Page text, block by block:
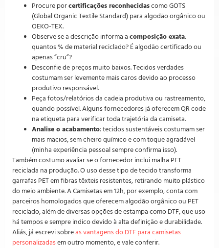
Procure porcertificações reconhecidascomo GOTS
(Global Organic Textile Standard) para algodão orgânico ou
OEKO-TEX.
Observe se a descrição informa a composição exata:
quantos % de material reciclado? É algodão certificado ou
apenas “cru”?
Desconfie de preços muito baixos. Tecidos verdades
costumam ser levemente mais caros devido ao processo
produtivo responsável.
Peça fotos/relatórios da cadeia produtiva ou rastreamento,
quando possível. Alguns fornecedores já oferecem QR code
na etiqueta para verificar toda trajetória da camiseta.
Analise o acabamento: tecidos sustentáveis costumam ser
mais macios, sem cheiro químico e com toque agradável
(minha experiência pessoal sempre confirma isso).
Também costumo avaliar se o fornecedor inclui malha PET
reciclada na produção. O uso desse tipo de tecido transforma
garrafas PET em fibras têxteis resistentes, retirando muito plástico
do meio ambiente. A Camisetas em 12h, por exemplo, conta com
parceiros homologados que oferecem algodão orgânico ou PET
reciclado, além de diversas opções de estampa como DTF, que uso
há tempos e sempre indico devido à alta definição e durabilidade.
Aliás, já escrevi sobreas vantagens do DTF para camisetas
personalizadasem outro momento, e vale conferir.